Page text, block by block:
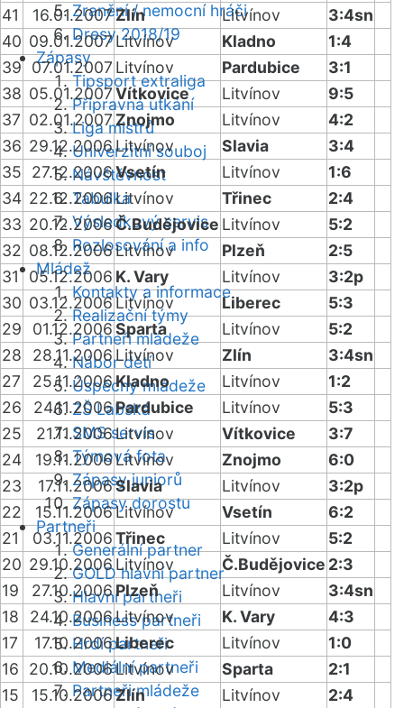
Zranění / nemocní hráči
Dresy 2018/19
Zápasy
Tipsport extraliga
Přípravná utkání
Liga mistrů
Univerzitní souboj
Návštěvnost
Tabulka
Výsledkový servis
Rozlosování a info
Mládež
Kontakty a informace
Realizační týmy
Partneři mládeže
Nábor dětí
Úspěchy mládeže
ZŠ Labská
SMS servis
Týmová fota
Zápasy juniorů
Zápasy dorostu
Partneři
Generální partner
GOLD hlavní partner
Hlavní partneři
Business partneři
Hrdí partneři
Mediální partneři
Partneři mládeže
41
16.01.2007Zlín Litvínov
3:4sn
40 09.01.2007Litvínov Kladno
1:4
39 07.01.2007 Litvínov Pardubice
3:1
38 05.01.2007Vítkovice Litvínov
9:5
37 02.01.2007 Znojmo Litvínov
4:2
36 29.12.2006Litvínov Slavia
3:4
35
27.12.2006Vsetín Litvínov
1:6
34 22.12.2006Litvínov Třinec
2:4
33 20.12.2006Č.Budějovice Litvínov
5:2
32 08.12.2006Litvínov Plzeň
2:5
31
05.12.2006 K. Vary Litvínov
3:2p
30 03.12.2006Litvínov Liberec
5:3
29
01.12.2006Sparta Litvínov
5:2
28
28.11.2006 Litvínov Zlín
3:4sn
27
25.11.2006Kladno Litvínov
1:2
26
24.11.2006Pardubice Litvínov
5:3
25
21.11.2006Litvínov Vítkovice
3:7
24
19.11.2006Litvínov Znojmo
6:0
23
17.11.2006Slavia Litvínov
3:2p
22
15.11.2006Litvínov Vsetín
6:2
21
03.11.2006Třinec Litvínov
5:2
20 29.10.2006Litvínov Č.Budějovice 2:3
19
27.10.2006Plzeň Litvínov
3:4sn
18
24.10.2006Litvínov K. Vary
4:3
17
17.10.2006Liberec Litvínov
1:0
16
20.10.2006Litvínov Sparta
2:1
15
15.10.2006Zlín Litvínov 2:4